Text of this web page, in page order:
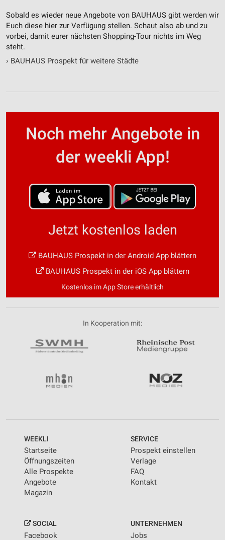
Sobald es wieder neue Angebote von BAUHAUS gibt werden wir
Euch diese hier zur Verfügung stellen. Schaut also ab und zu
vorbei, damit eurer nächsten Shopping-Tour nichts im Weg
steht.
› BAUHAUS Prospekt für weitere Städte
Noch mehr Angebote in
der weekli App!
Jetzt kostenlos laden
BAUHAUS Prospekt in der Android App blättern
BAUHAUS Prospekt in der iOS App blättern
Kostenlos im App Store erhältlich
In Kooperation mit:
WEEKLI
Startseite
Öffnungszeiten
Alle Prospekte
Angebote
Magazin
SERVICE
Prospekt einstellen
Verlage
FAQ
Kontakt
SOCIAL
Facebook
UNTERNEHMEN
Jobs
Werbung